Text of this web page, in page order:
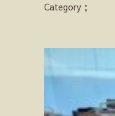
Category；